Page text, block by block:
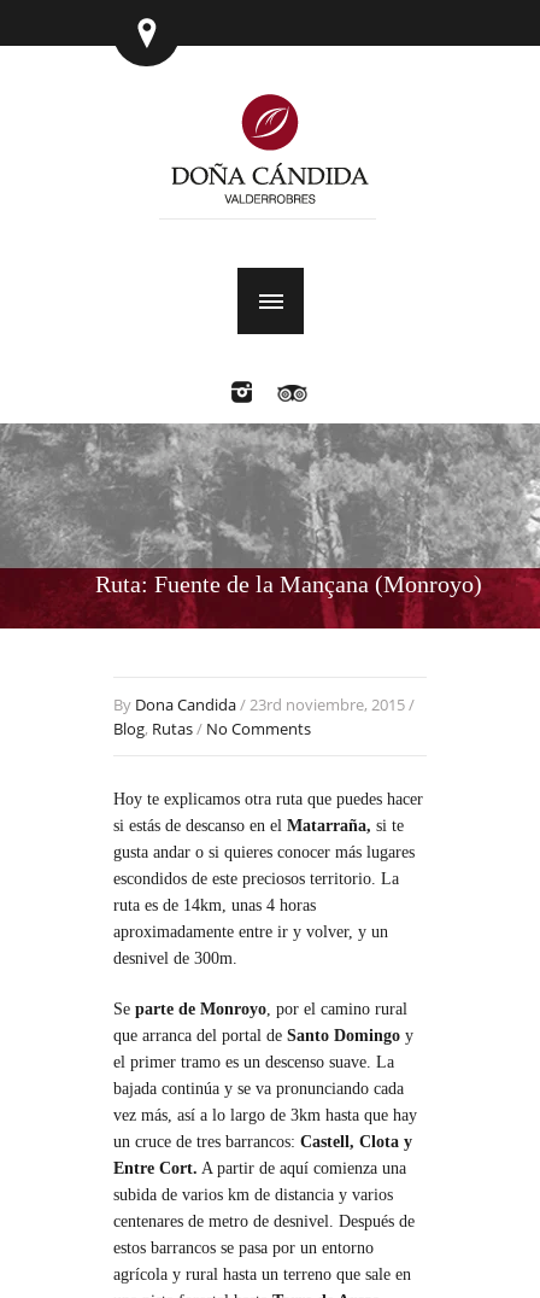
Ruta: Fuente de la Mançana (Monroyo)
By Dona Candida/ 23rd noviembre, 2015 /
Blog, Rutas/ No Comments
Hoy te explicamos otra ruta que puedes hacer
si estás de descanso en el Matarraña, si te
gusta andar o si quieres conocer más lugares
escondidos de este preciosos territorio. La
ruta es de 14km, unas 4 horas
aproximadamente entre ir y volver, y un
desnivel de 300m.
Se parte de Monroyo, por el camino rural
que arranca del portal de Santo Domingo y
el primer tramo es un descenso suave. La
bajada continúa y se va pronunciando cada
vez más, así a lo largo de 3km hasta que hay
un cruce de tres barrancos: Castell, Clota y
Entre Cort. A partir de aquí comienza una
subida de varios km de distancia y varios
centenares de metro de desnivel. Después de
estos barrancos se pasa por un entorno
agrícola y rural hasta un terreno que sale en